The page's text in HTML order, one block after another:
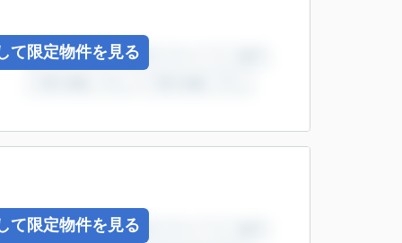
て限定物件を見る
て限定物件を見る